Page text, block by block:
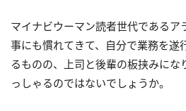
マイナビウーマン読者世代であるア
事にも慣れてきて、自分で業務を遂
るものの、上司と後輩の板挟みにな
っしゃるのではないでしょうか。